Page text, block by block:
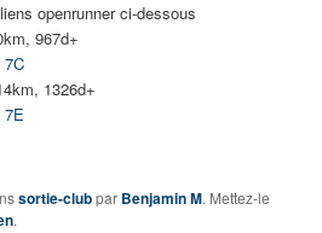
openrunner ci-dessous
967d+
1326d+
7E
sortie-clubpar Benjamin M. Mettez-le
.